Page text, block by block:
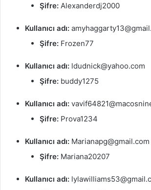
Şifre: Alexanderdj2000
Kullanıcı adı:
Şifre: Frozen77
Kullanıcı adı: ldudnick@yahoo.com
Şifre: buddy1275
Kullanıcı adı:
Şifre: Prova1234
Kullanıcı adı: Marianapg@gmail.com
Şifre: Mariana20207
Kullanıcı adı: